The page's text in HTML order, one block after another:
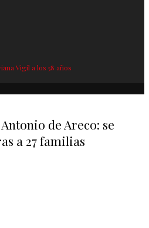
Vigil a los 58 años
de Areco: se
a 27 familias